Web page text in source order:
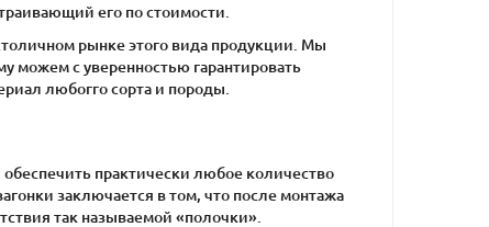
его по стоимости.
рынке этого вида продукции. Мы
можем с уверенностью гарантировать
любогго сорта и породы.
практически любое количество
заключается в том, что после монтажа
так называемой «полочки».